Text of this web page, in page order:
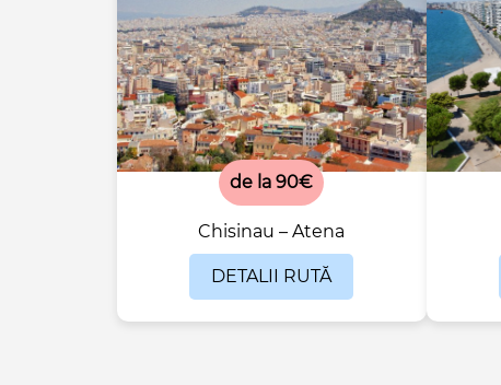
de la 90€
Chisinau – Atena
DETALII RUTĂ